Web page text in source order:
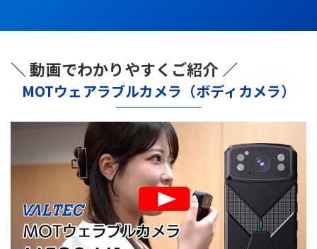
＼ 動画でわかりやすくご紹介 ／
MOTウェアラブルカメラ（ボディカメラ）